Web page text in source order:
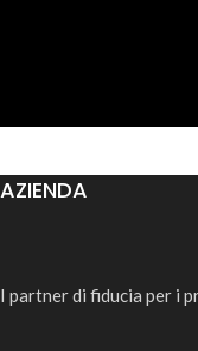
AZIENDA
I partner di fiducia per i